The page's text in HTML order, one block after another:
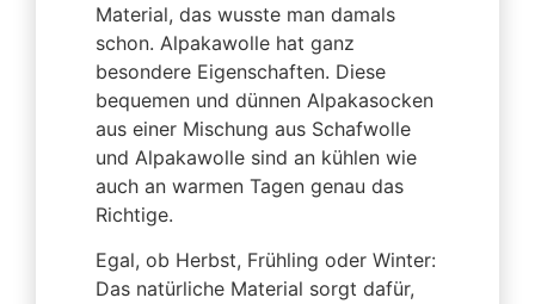
Material, das wusste man damals
schon. Alpakawolle hat ganz
besondere Eigenschaften. Diese
bequemen und dünnen Alpakasocken
aus einer Mischung aus Schafwolle
und Alpakawolle sind an kühlen wie
auch an warmen Tagen genau das
Richtige.
Egal, ob Herbst, Frühling oder Winter:
Das natürliche Material sorgt dafür,